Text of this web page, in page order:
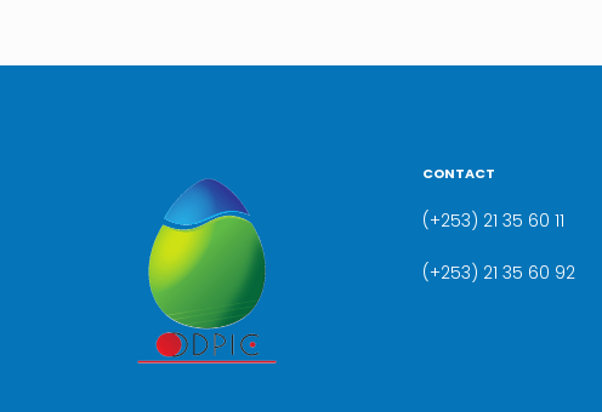
CONTACT
(+253) 21 35 60 11
(+253) 21 35 60 92